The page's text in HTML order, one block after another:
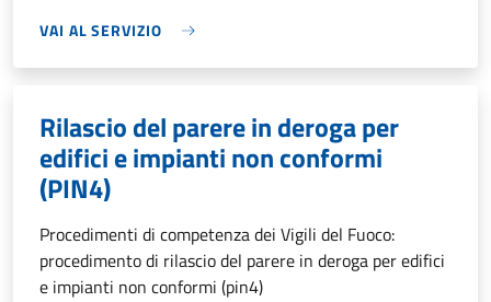
VAI AL SERVIZIO
Rilascio del parere in deroga per
edifici e impianti non conformi
(PIN4)
Procedimenti di competenza dei Vigili del Fuoco:
procedimento di rilascio del parere in deroga per edifici
e impianti non conformi (pin4)